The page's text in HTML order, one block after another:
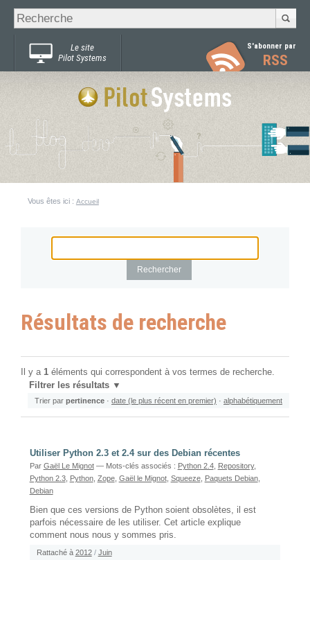
Chercher par
Recherche
avancée…
Le site
Pilot Systems
S'abonner par
RSS
Vous êtes ici : Accueil
Résultats de recherche
Il y a 1 éléments qui correspondent à vos termes de recherche.
Filtrer les résultats
Trier par pertinence · date (le plus récent en premier) · alphabétiquement
Utiliser Python 2.3 et 2.4 sur des Debian récentes
Par Gaël Le Mignot — Mots-clés associés : Python 2.4, Repository,
Python 2.3, Python, Zope, Gaël le Mignot, Squeeze, Paquets Debian,
Debian
Bien que ces versions de Python soient obsolètes, il est
parfois nécessaire de les utiliser. Cet article explique
comment nous nous y sommes pris.
Rattaché à 2012 / Juin